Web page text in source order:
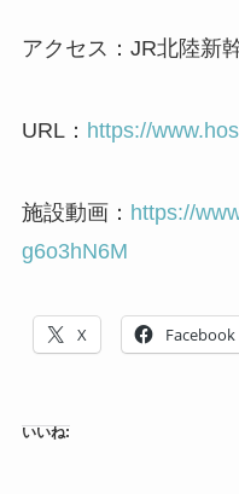
アクセス：JR北陸新
URL： https://
施設動画： https://
g6o3hN6M
X Facebook
いいね: